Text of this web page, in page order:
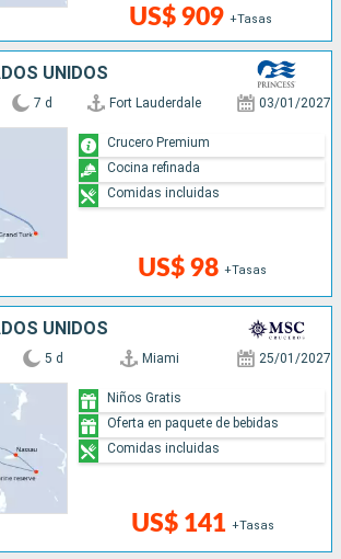
US$ 909 +Tasas
UNIDOS
7 d Fort Lauderdale 03/01/2027
US$ 98 +Tasas
Crucero Premium
Cocina refinada
Comidas incluidas
UNIDOS
5 d Miami 25/01/2027
US$ 141 +Tasas
Niños Gratis
Oferta en paquete de bebidas
Comidas incluidas